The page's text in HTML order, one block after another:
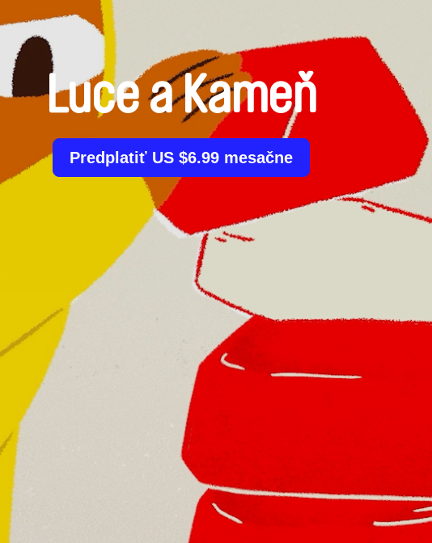
Luce a Kameň
Predplatiť US $6.99 mesačne